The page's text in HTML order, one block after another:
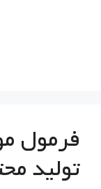
فرمول
تولید